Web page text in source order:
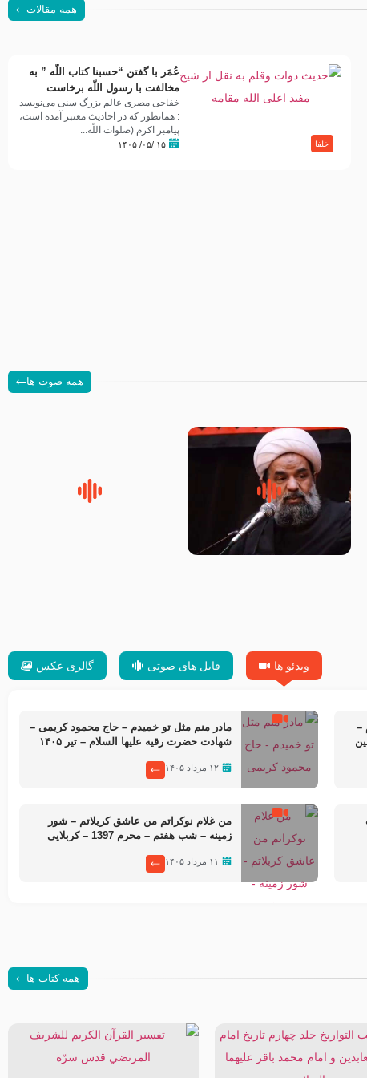
همه مقالات
خلفا
عُمَر با گفتن “حسبنا كتاب اللّه ” به
مخالفت با رسول اللّه برخاست
خفاجی مصری عالم بزرگ سنی می‌نویسد
: همانطور که در احادیث معتبر آمده است،
پیامبر اکرم (صلوات اللّه...
۱۵ /۰۵/ ۱۴۰۵
همه صوت ها
سلام جوانی که امام حسین علیه
السلام خودش جوابش را دادند
ویدئو ها فایل های صوتی گالری عکس
–
مادر منم مثل تو خمیدم – حاج محمود کریمی –
شهادت حضرت رقیه علیها السلام – تیر ۱۴۰۵
۱۲ مرداد ۱۴۰۵
من غلام نوکراتم من عاشق کربلاتم – شور
زمینه – شب هفتم – محرم 1397 – کربلایی
۱۱ مرداد ۱۴۰۵
همه کتاب ها